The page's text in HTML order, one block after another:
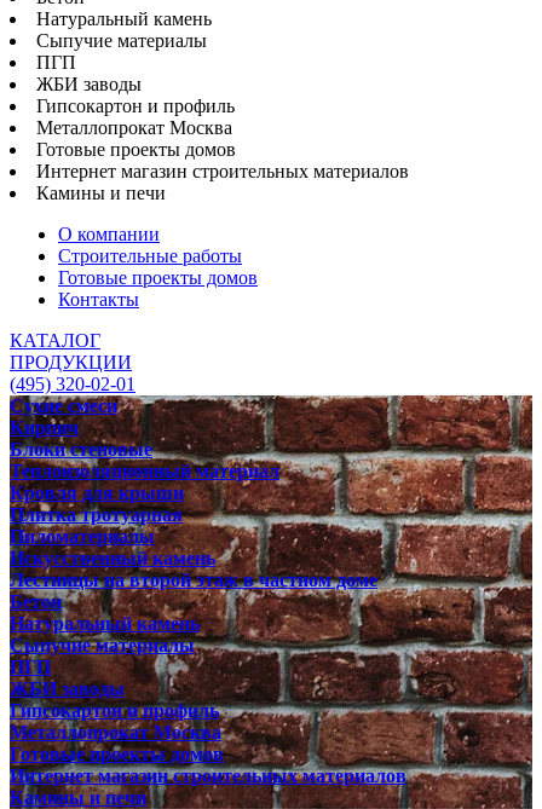
Натуральный камень
Сыпучие материалы
ПГП
ЖБИ заводы
Гипсокартон и профиль
Металлопрокат Москва
Готовые проекты домов
Интернет магазин строительных материалов
Камины и печи
О компании
Строительные работы
Готовые проекты домов
Контакты
КАТАЛОГ
ПРОДУКЦИИ
(495) 320-02-01
Сухие смеси
Кирпич
Блоки стеновые
Теплоизоляционный материал
Кровля для крыши
Плитка тротуарная
Пиломатериалы
Искусственный камень
Лестницы на второй этаж в частном доме
Бетон
Натуральный камень
Сыпучие материалы
ПГП
ЖБИ заводы
Гипсокартон и профиль
Металлопрокат Москва
Готовые проекты домов
Интернет магазин строительных материалов
Камины и печи